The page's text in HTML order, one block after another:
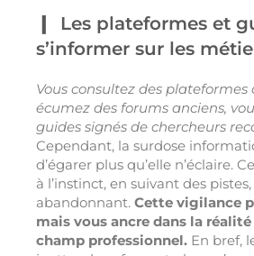
Les plateformes et
s’informer sur les
Vous consultez des plateformes
écumez des forums anciens,
guides signés de chercheurs
Cependant, la surdose
d’égarer plus qu’elle n’éclaire.
à l’instinct, en suivant des
abandonnant. Cette vigilance
mais vous ancre dans la
champ professionnel. En bref,